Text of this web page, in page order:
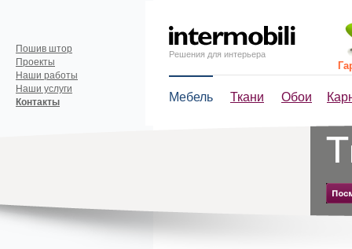
Решения для интерьера
Мебель Ткани Обои
Пошив штор
Проекты
Наши работы
Наши услуги
Контакты